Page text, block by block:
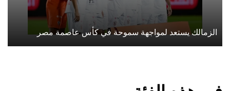
الزمالك يستعد لمواجهة سموحة في كأس عاصمة مصر